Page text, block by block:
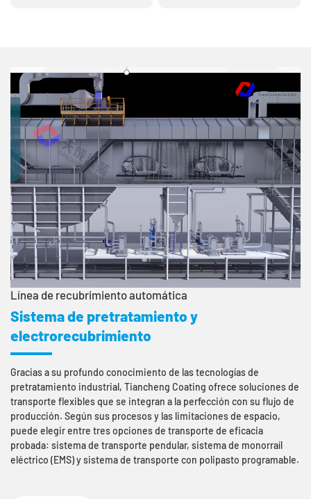
Línea de recubrimiento automática
Sistema de pretratamiento y
electrorecubrimiento
Gracias a su profundo conocimiento de las tecnologías de
pretratamiento industrial, Tiancheng Coating ofrece soluciones de
transporte flexibles que se integran a la perfección con su flujo de
producción. Según sus procesos y las limitaciones de espacio,
puede elegir entre tres opciones de transporte de eficacia
probada: sistema de transporte pendular, sistema de monorraíl
eléctrico (EMS) y sistema de transporte con polipasto programable.